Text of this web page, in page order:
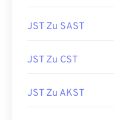
JST Zu SAST
JST Zu CST
JST Zu AKST